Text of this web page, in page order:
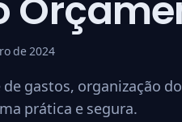
de 2024
gastos, organização
prática e segura.